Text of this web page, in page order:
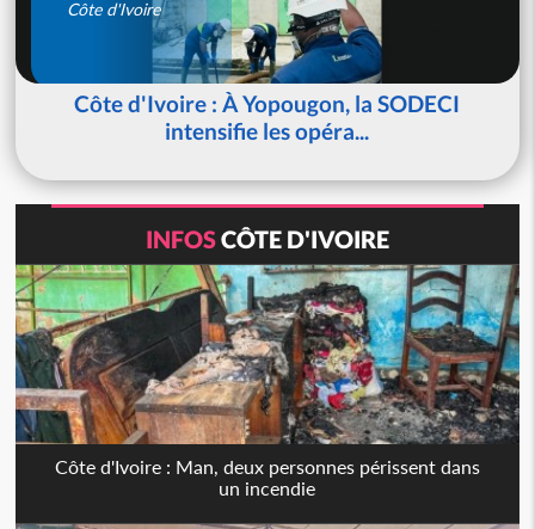
Côte d'Ivoire
Côte d'Ivoire : À Yopougon, la SODECI
intensifie les opéra...
INFOSCÔTE D'IVOIRE
Côte d'Ivoire : Man, deux personnes périssent dans
un incendie